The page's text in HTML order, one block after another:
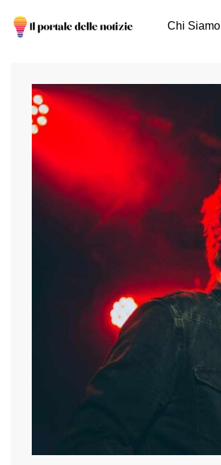
Chi Siamo